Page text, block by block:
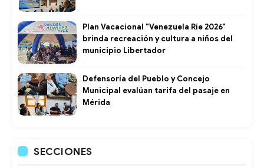
Plan Vacacional "Venezuela Ríe 2026"
brinda recreación y cultura a niños del
municipio Libertador
Defensoría del Pueblo y Concejo
Municipal evalúan tarifa del pasaje en
Mérida
SECCIONES